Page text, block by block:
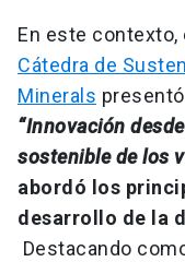
En este contexto,
Cátedra de
Minerals
“Innovación
sostenible de los
abordó los
desarrollo de la
Destacando